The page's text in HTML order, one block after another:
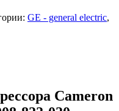
GE - general electric,
Cameron